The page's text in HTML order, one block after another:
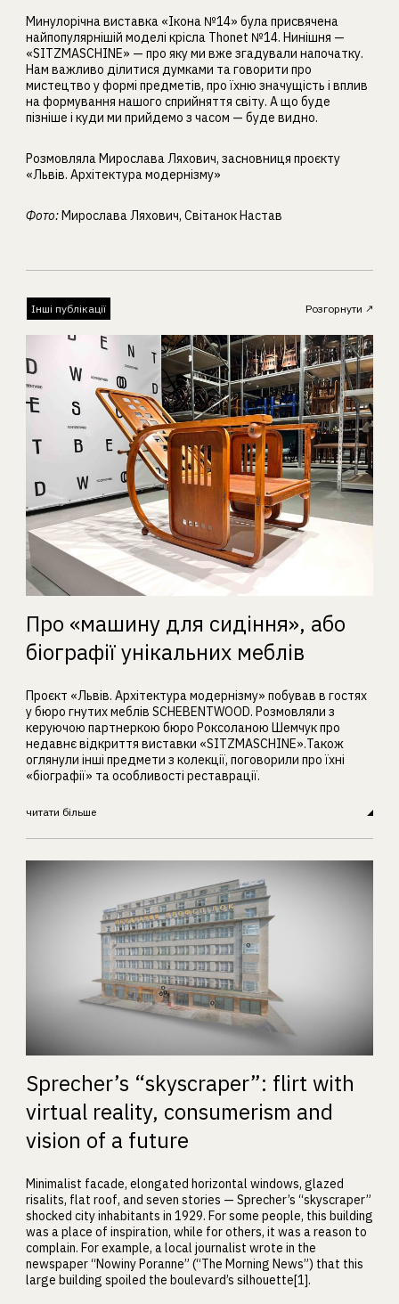
Минулорічна виставка «Ікона №14» була присвячена
найпопулярнішій моделі крісла Thonet №14. Нинішня —
«SITZMASCHINE» — про яку ми вже згадували напочатку.
Нам важливо ділитися думками та говорити про
мистецтво у формі предметів, про їхню значущість і вплив
на формування нашого сприйняття світу. А що буде
пізніше і куди ми прийдемо з часом — буде видно.
Розмовляла Мирослава Ляхович, засновниця проєкту
«Львів. Архітектура модернізму»
Фото:Мирослава Ляхович, Світанок Настав
Розгорнути
Інші публікації
Про «машину для сидіння», або
біографії унікальних меблів
Проєкт «Львів. Архітектура модернізму» побував в гостях
у бюро гнутих меблів SCHEBENTWOOD. Розмовляли з
керуючою партнеркою бюро Роксоланою Шемчук про
недавнє відкриття виставки «SITZMASCHINE».Також
оглянули інші предмети з колекції, поговорили про їхні
«біографії» та особливості реставрації.
читати більше
Sprecher’s “skyscraper”: flirt with
virtual reality, consumerism and
vision of a future
Minimalist facade, elongated horizontal windows, glazed
risalits, flat roof, and seven stories — Sprecher’s “skyscraper”
shocked city inhabitants in 1929. For some people, this building
was a place of inspiration, while for others, it was a reason to
complain. For example, a local journalist wrote in the
newspaper “Nowiny Poranne” (“The Morning News”) that this
large building spoiled the boulevard’s silhouette[1].